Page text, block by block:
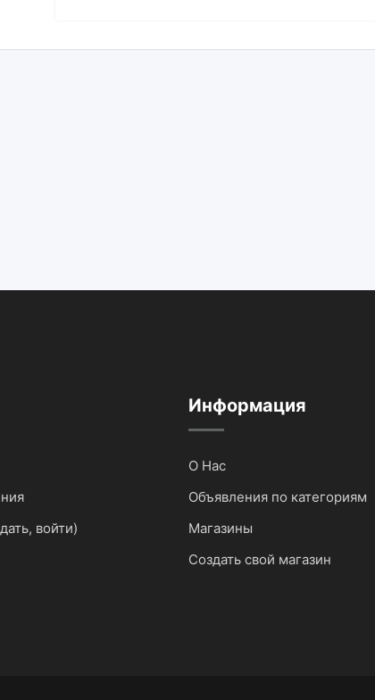
войти)
Информация
О Нас
Объявления по категориям
Магазины
Создать свой магазин